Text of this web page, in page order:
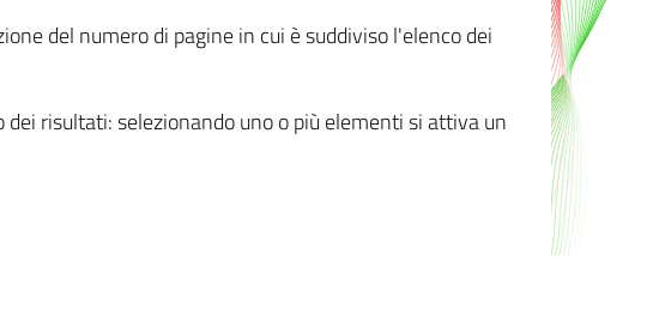
del numero di pagine in cui è suddiviso l'elenco dei
risultati: selezionando uno o più elementi si attiva un